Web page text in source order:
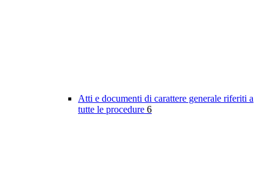
Atti e documenti di carattere generale riferiti a
tutte le procedure 6